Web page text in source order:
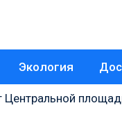
Экология
Центральной